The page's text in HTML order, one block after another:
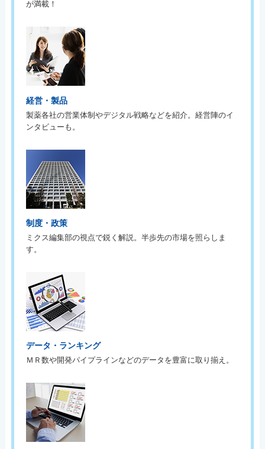
が満載！
経営・製品
製薬各社の営業体制やデジタル戦略などを紹介。経営陣のイ
ンタビューも。
制度・政策
ミクス編集部の視点で鋭く解説。半歩先の市場を照らしま
す。
データ・ランキング
ＭＲ数や開発パイプラインなどのデータを豊富に取り揃え。